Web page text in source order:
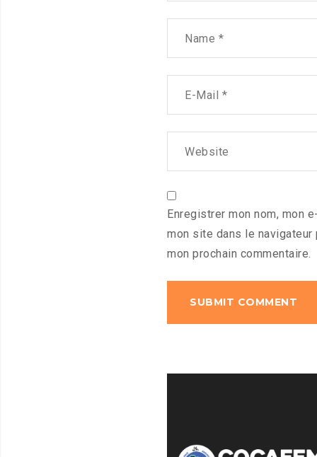
Enregistrer mon nom, mon
mon site dans le navigateur
mon prochain commentaire.